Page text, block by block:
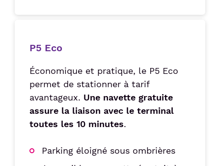
P5 Eco
Économique et pratique, le P5 Eco
permet de stationner à tarif
avantageux. Une navette gratuite
assure la liaison avec le terminal
toutes les 10 minutes.
Parking éloigné sous ombrières